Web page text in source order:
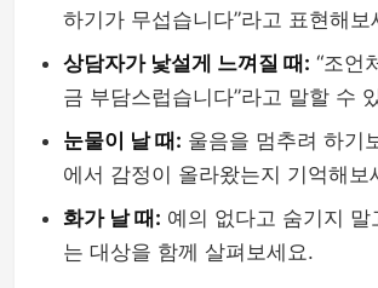
하기가 무섭습니다”라고 표현해보
상담자가 낯설게 느껴질 때: “조언
금 부담스럽습니다”라고 말할 수
눈물이 날 때: 울음을 멈추려 하기
에서 감정이 올라왔는지 기억해보
화가 날 때: 예의 없다고 숨기지
는 대상을 함께 살펴보세요.